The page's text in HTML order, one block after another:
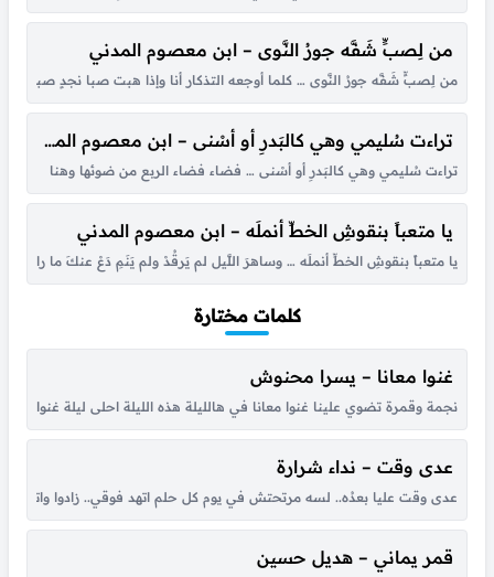
من لِصبٍّ شَفَّه جورُ النَّوى – ابن معصوم المدني
من لِصبٍّ شَفَّه جورُ النَّوى … كلما أوجعه التذكار أنا وإذا هبت صبا نجدٍ صبا …
تراءت سُليمي وهي كالبَدرِ أو أسْنى – ابن معصوم المدني
تراءت سُليمي وهي كالبَدرِ أو أسْنى … فضاء فضاء الربع من ضوئها وهنا
يا متعباً بنقوشِ الخطِّ أنملَه – ابن معصوم المدني
يا متعباً بنقوشِ الخطِّ أنملَه … وساهرَ اللَّيل لم يَرقُدْ ولم يَنَمِ دَعْ عنكَ ما
كلمات مختارة
غنوا معانا – يسرا محنوش
نجمة وقمرة تضوي علينا غنوا معانا في هالليلة هذه الليلة احلى ليلة غنوا معانا
عدى وقت – نداء شرارة
عدى وقت عليا بعدُه.. لسه مرتحتش في يوم كل حلم اتهد فوقي.. زادوا
قمر يماني – هديل حسين